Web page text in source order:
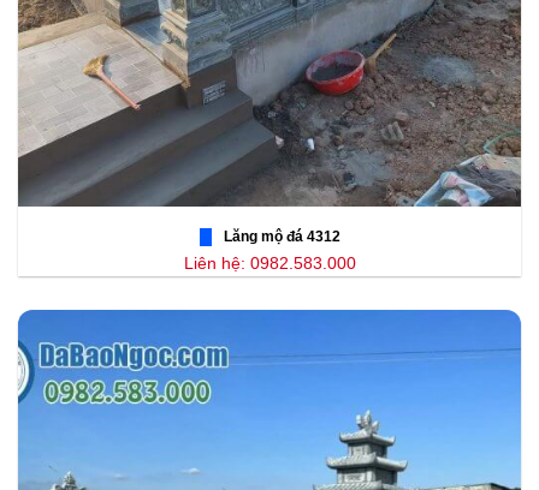
Lăng mộ đá 4312
Liên hệ: 0982.583.000